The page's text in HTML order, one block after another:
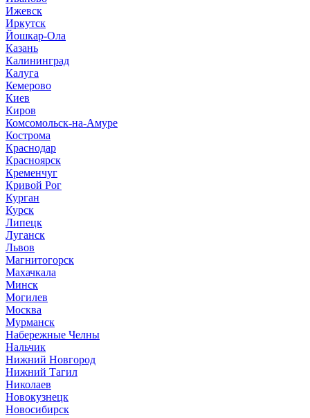
Ижевск
Иркутск
Йошкар-Ола
Казань
Калининград
Калуга
Кемерово
Киев
Киров
Комсомольск-на-Амуре
Кострома
Краснодар
Красноярск
Кременчуг
Кривой Рог
Курган
Курск
Липецк
Луганск
Львов
Магнитогорск
Махачкала
Минск
Могилев
Москва
Мурманск
Набережные Челны
Нальчик
Нижний Новгород
Нижний Тагил
Николаев
Новокузнецк
Новосибирск